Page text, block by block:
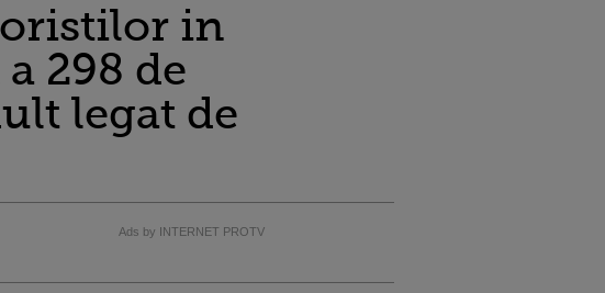
in
298 de
legat de
Ads by INTERNET PROTV